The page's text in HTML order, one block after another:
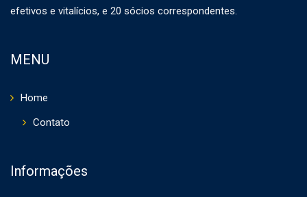
efetivos e vitalícios, e 20 sócios correspondentes.
MENU
Home
Contato
Informações